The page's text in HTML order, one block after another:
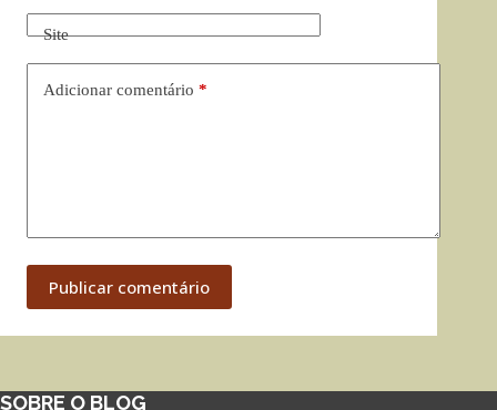
Site
Adicionar comentário *
Publicar comentário
SOBRE O BLOG